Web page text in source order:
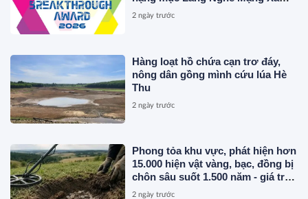
Hội, Phân Phối Thông Cáo Báo
2 ngày trước
Hàng loạt hồ chứa cạn trơ đáy,
nông dân gồng mình cứu lúa Hè
Thu
2 ngày trước
Phong tỏa khu vực, phát hiện hơn
15.000 hiện vật vàng, bạc, đồng bị
chôn sâu suốt 1.500 năm - giá trị
tương đương 63 tỷ đồng
2 ngày trước